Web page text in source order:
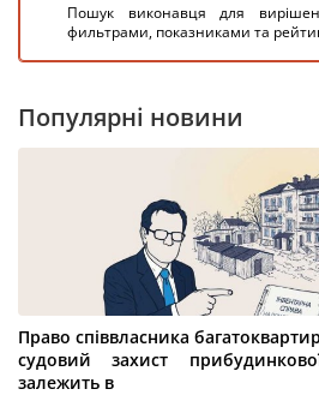
Пошук виконавця для
фильтрами, показниками та
Популярні новини
Право співвласника
судовий захист
залежить в